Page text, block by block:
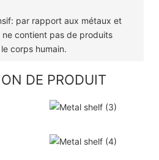
par rapport aux métaux et
contient pas de produits
corps humain.
DE PRODUIT